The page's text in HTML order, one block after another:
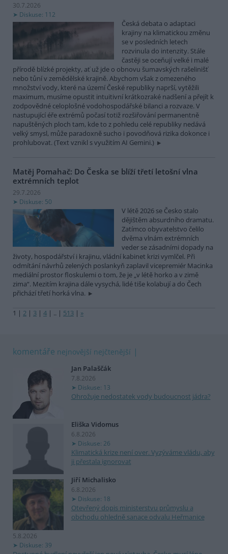
30.7.2026
Diskuse: 112
Česká debata o adaptaci
krajiny na klimatickou změnu
se v posledních letech
rozvinula do intenzity. Stále
častěji se oceňují velké i malé
přírodě blízké projekty, ať už jde o obnovu šumavských rašelinišť
nebo tůní v zemědělské krajině. Abychom však z omezeného
množství vody, které na území České republiky naprší, vytěžili
maximum, musíme opustit intuitivní krátkozraké nadšení a přejít k
zodpovědné celoplošné vodohospodářské bilanci a rozvaze. V
nastupující éře extrémů počasí totiž rozšiřování permanentně
napuštěných ploch tam, kde to z pohledu celé republiky nedává
velký smysl, může paradoxně sucho i povodňová rizika dokonce i
prohlubovat. (Text vznikl s využitím AI Gemini.)
Matěj Pomahač: Do Česka se blíží třetí letošní vlna
extrémních teplot
29.7.2026
Diskuse: 50
V létě 2026 se Česko stalo
dějištěm absurdního dramatu.
Zatímco obyvatelstvo čelilo
dvěma vlnám extrémních
veder se zásadními dopady na
životy, hospodářství i krajinu, vládní kabinet krizi vymlčel. Při
odmítání návrhů zelených poslankyň zaplavil vicepremiér Macinka
mediální prostor floskulemi o tom, že je „v létě horko a v zimě
zima“. Mezitím krajina dále vysychá, lidé tiše kolabují a do Čech
přichází třetí horká vlna.
1 | 2 | 3 | 4 | .. | 513 | »
komentáře nejnovější nejčtenější
Jan Palaščák
7.8.2026
Diskuse: 13
Ohrožuje nedostatek vody budoucnost jádra?
Eliška Vidomus
6.8.2026
Diskuse: 26
Klimatická krize není over. Vyzýváme vládu, aby
ji přestala ignorovat
Jiří Michalisko
6.8.2026
Diskuse: 18
Otevřený dopis ministerstvu průmyslu a
obchodu ohledně sanace odvalu Heřmanice
5.8.2026
Diskuse: 39